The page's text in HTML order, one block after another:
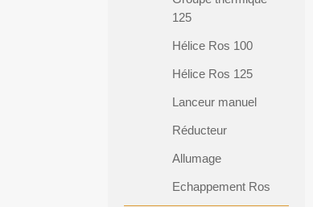
125
Hélice Ros 100
Hélice Ros 125
Lanceur manuel
Réducteur
Allumage
Echappement Ros